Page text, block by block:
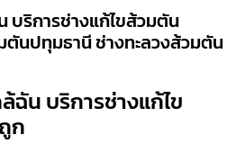
บริการช่างแก้ไขส้วมตัน
นปทุมธานี ช่างทะลวงส้วมตัน
ฉัน บริการช่างแก้ไข
ก